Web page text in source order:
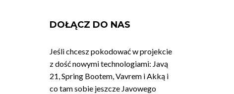
DOŁĄCZ DO NAS
Jeśli chcesz pokodować w projekcie
z dość nowymi technologiami: Javą
21, Spring Bootem, Vavrem i Akką i
co tam sobie jeszcze Javowego